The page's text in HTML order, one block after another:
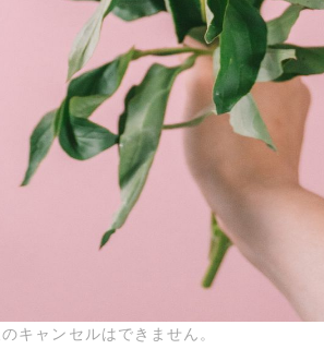
キャンセルはできません。